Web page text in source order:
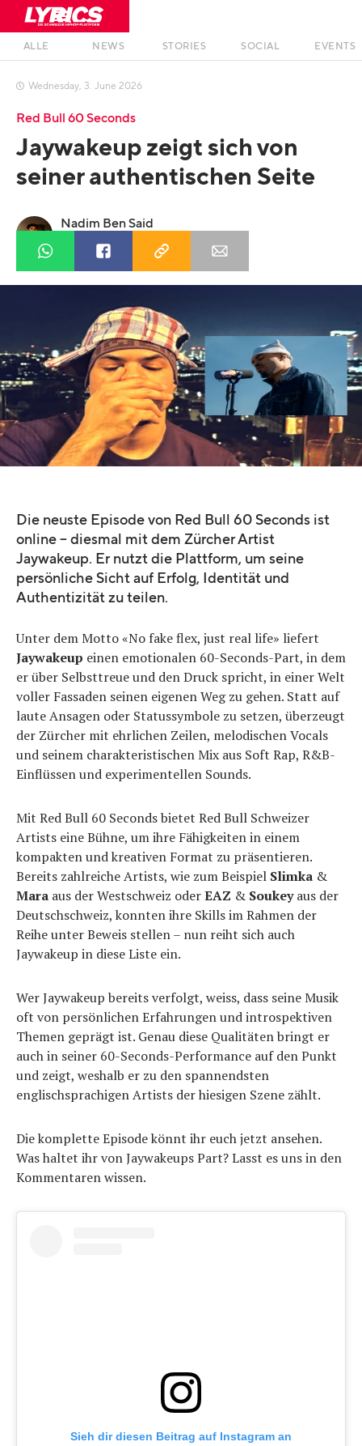
ALLE NEWS STORIES SOCIAL EVENTS
 Wednesday, 3. June 2026
Red Bull 60 Seconds
Jaywakeup zeigt sich von
seiner authentischen Seite
Nadim Ben Said
Profil anzeigen
Die neuste Episode von Red Bull 60 Seconds ist
online – diesmal mit dem Zürcher Artist
Jaywakeup. Er nutzt die Plattform, um seine
persönliche Sicht auf Erfolg, Identität und
Authentizität zu teilen.
Unter dem Motto «No fake flex, just real life» liefert
Jaywakeup einen emotionalen 60-Seconds-Part, in dem
er über Selbsttreue und den Druck spricht, in einer Welt
voller Fassaden seinen eigenen Weg zu gehen. Statt auf
laute Ansagen oder Statussymbole zu setzen, überzeugt
der Zürcher mit ehrlichen Zeilen, melodischen Vocals
und seinem charakteristischen Mix aus Soft Rap, R&B-
Einflüssen und experimentellen Sounds.
Mit Red Bull 60 Seconds bietet Red Bull Schweizer
Artists eine Bühne, um ihre Fähigkeiten in einem
kompakten und kreativen Format zu präsentieren.
Bereits zahlreiche Artists, wie zum Beispiel Slimka &
Mara aus der Westschweiz oderEAZ & Soukeyaus der
Deutschschweiz, konnten ihre Skills im Rahmen der
Reihe unter Beweis stellen – nun reiht sich auch
Jaywakeup in diese Liste ein.
Wer Jaywakeup bereits verfolgt, weiss, dass seine Musik
oft von persönlichen Erfahrungen und introspektiven
Themen geprägt ist. Genau diese Qualitäten bringt er
auch in seiner 60-Seconds-Performance auf den Punkt
und zeigt, weshalb er zu den spannendsten
englischsprachigen Artists der hiesigen Szene zählt.
Die komplette Episode könnt ihr euch jetzt ansehen.
Was haltet ihr von Jaywakeups Part? Lasst es uns in den
Kommentaren wissen.
Sieh dir diesen Beitrag auf Instagram an